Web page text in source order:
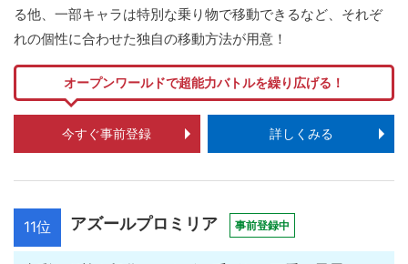
る他、一部キャラは特別な乗り物で移動できるなど、それぞ
れの個性に合わせた独自の移動方法が用意！
オープンワールドで超能力バトルを繰り広げる！
今すぐ事前登録 詳しくみる
11位 アズールプロミリア 事前登録中